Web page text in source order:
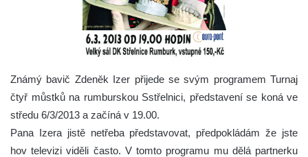
Známý bavič Zdeněk Izer přijede se svým programem Turnaj
čtyř můstků na rumburskou Sstřelnici, představení se koná ve
středu 6/3/2013 a začíná v 19.00.
Pana Izera jistě netřeba představovat, předpokládám že jste
hov televizi viděli často. V tomto programu mu dělá partnerku